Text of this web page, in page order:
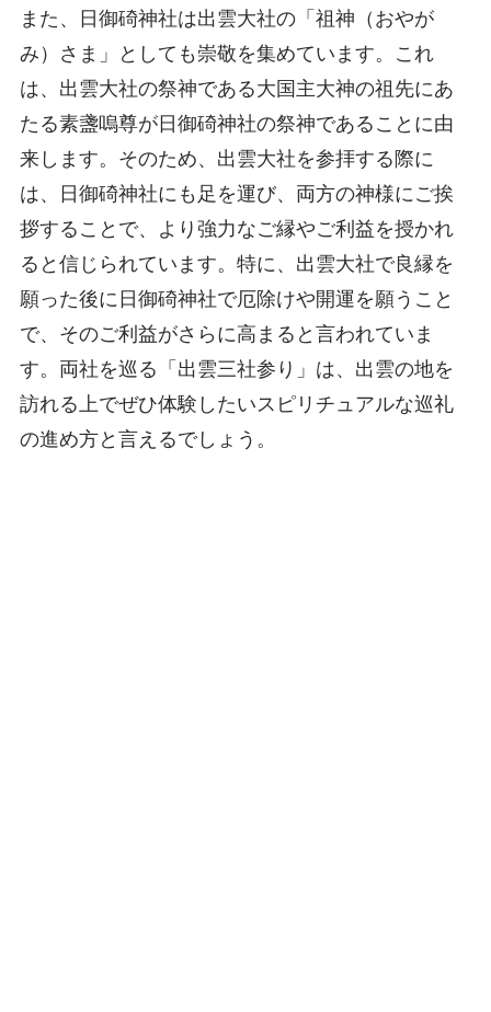
また、日御碕神社は出雲大社の「祖神（おやが
み）さま」としても崇敬を集めています。これ
は、出雲大社の祭神である大国主大神の祖先にあ
たる素盞嗚尊が日御碕神社の祭神であることに由
来します。そのため、出雲大社を参拝する際に
は、日御碕神社にも足を運び、両方の神様にご挨
拶することで、より強力なご縁やご利益を授かれ
ると信じられています。特に、出雲大社で良縁を
願った後に日御碕神社で厄除けや開運を願うこと
で、そのご利益がさらに高まると言われていま
す。両社を巡る「出雲三社参り」は、出雲の地を
訪れる上でぜひ体験したいスピリチュアルな巡礼
の進め方と言えるでしょう。